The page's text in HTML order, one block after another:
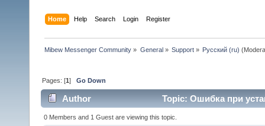
Home Help Search Login Register
Mibew Messenger Community » General» Support» Русский (ru)
Pages: [1]Go Down
Author Topic: Ошибка при
0 Members and 1 Guest are viewing this topic.